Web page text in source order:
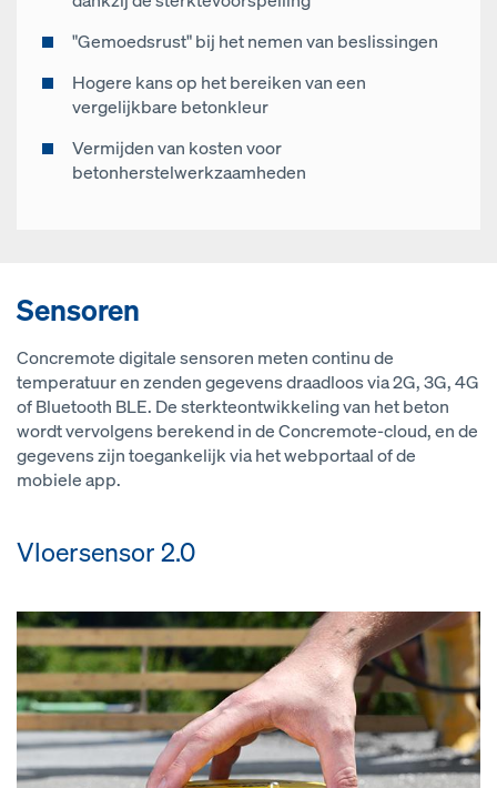
"Gemoedsrust" bij het nemen van beslissingen
Hogere kans op het bereiken van een
vergelijkbare betonkleur
Vermijden van kosten voor
betonherstelwerkzaamheden
Sensoren
Concremote digitale sensoren meten continu de
temperatuur en zenden gegevens draadloos via 2G, 3G, 4G
of Bluetooth BLE. De sterkteontwikkeling van het beton
wordt vervolgens berekend in de Concremote-cloud, en de
gegevens zijn toegankelijk via het webportaal of de
mobiele app.
Vloersensor 2.0